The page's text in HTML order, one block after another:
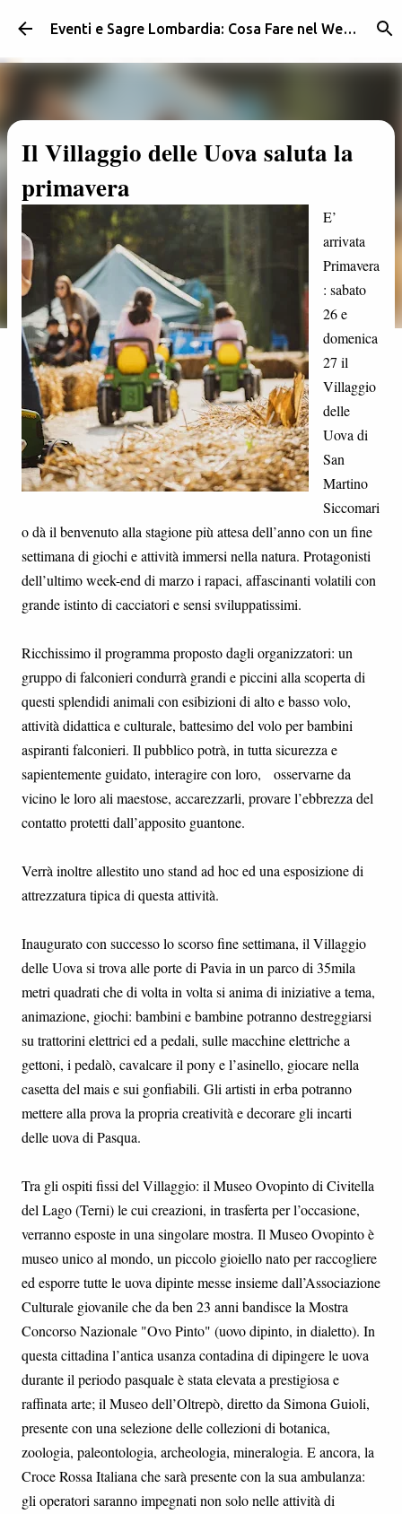
Passa ai contenuti principali Eventi e Sagre Lombardia: Cosa Fare nel Weekend | Weekendidea
Il Villaggio delle Uova saluta la
primavera
E’
arrivata
Primavera
: sabato
26 e
domenica
27 il
Villaggio
delle
Uova di
San
Martino
Siccomari
o dà il benvenuto alla stagione più attesa dell’anno con un fine
settimana di giochi e attività immersi nella natura. Protagonisti
dell’ultimo week-end di marzo i rapaci, affascinanti volatili con
grande istinto di cacciatori e sensi sviluppatissimi.
Ricchissimo il programma proposto dagli organizzatori: un
gruppo di falconieri condurrà grandi e piccini alla scoperta di
questi splendidi animali con esibizioni di alto e basso volo,
attività didattica e culturale, battesimo del volo per bambini
aspiranti falconieri. Il pubblico potrà, in tutta sicurezza e
sapientemente guidato, interagire con loro, osservarne da
vicino le loro ali maestose, accarezzarli, provare l’ebbrezza del
contatto protetti dall’apposito guantone.
Verrà inoltre allestito uno stand ad hoc ed una esposizione di
attrezzatura tipica di questa attività.
Inaugurato con successo lo scorso fine settimana, il Villaggio
delle Uova si trova alle porte di Pavia in un parco di 35mila
metri quadrati che di volta in volta si anima di iniziative a tema,
animazione, giochi: bambini e bambine potranno destreggiarsi
su trattorini elettrici ed a pedali, sulle macchine elettriche a
gettoni, i pedalò, cavalcare il pony e l’asinello, giocare nella
casetta del mais e sui gonfiabili. Gli artisti in erba potranno
mettere alla prova la propria creatività e decorare gli incarti
delle uova di Pasqua.
Tra gli ospiti fissi del Villaggio: il Museo Ovopinto di Civitella
del Lago (Terni) le cui creazioni, in trasferta per l’occasione,
verranno esposte in una singolare mostra. Il Museo Ovopinto è
museo unico al mondo, un piccolo gioiello nato per raccogliere
ed esporre tutte le uova dipinte messe insieme dall’Associazione
Culturale giovanile che da ben 23 anni bandisce la Mostra
Concorso Nazionale "Ovo Pinto" (uovo dipinto, in dialetto). In
questa cittadina l’antica usanza contadina di dipingere le uova
durante il periodo pasquale è stata elevata a prestigiosa e
raffinata arte; il Museo dell’Oltrepò, diretto da Simona Guioli,
presente con una selezione delle collezioni di botanica,
zoologia, paleontologia, archeologia, mineralogia. E ancora, la
Croce Rossa Italiana che sarà presente con la sua ambulanza:
gli operatori saranno impegnati non solo nelle attività di